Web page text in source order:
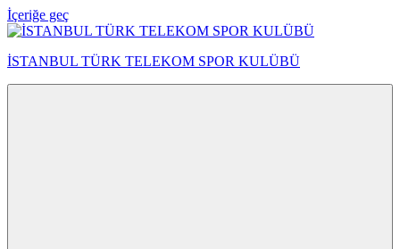
İçeriğe geç
İSTANBUL TÜRK TELEKOM SPOR KULÜBÜ